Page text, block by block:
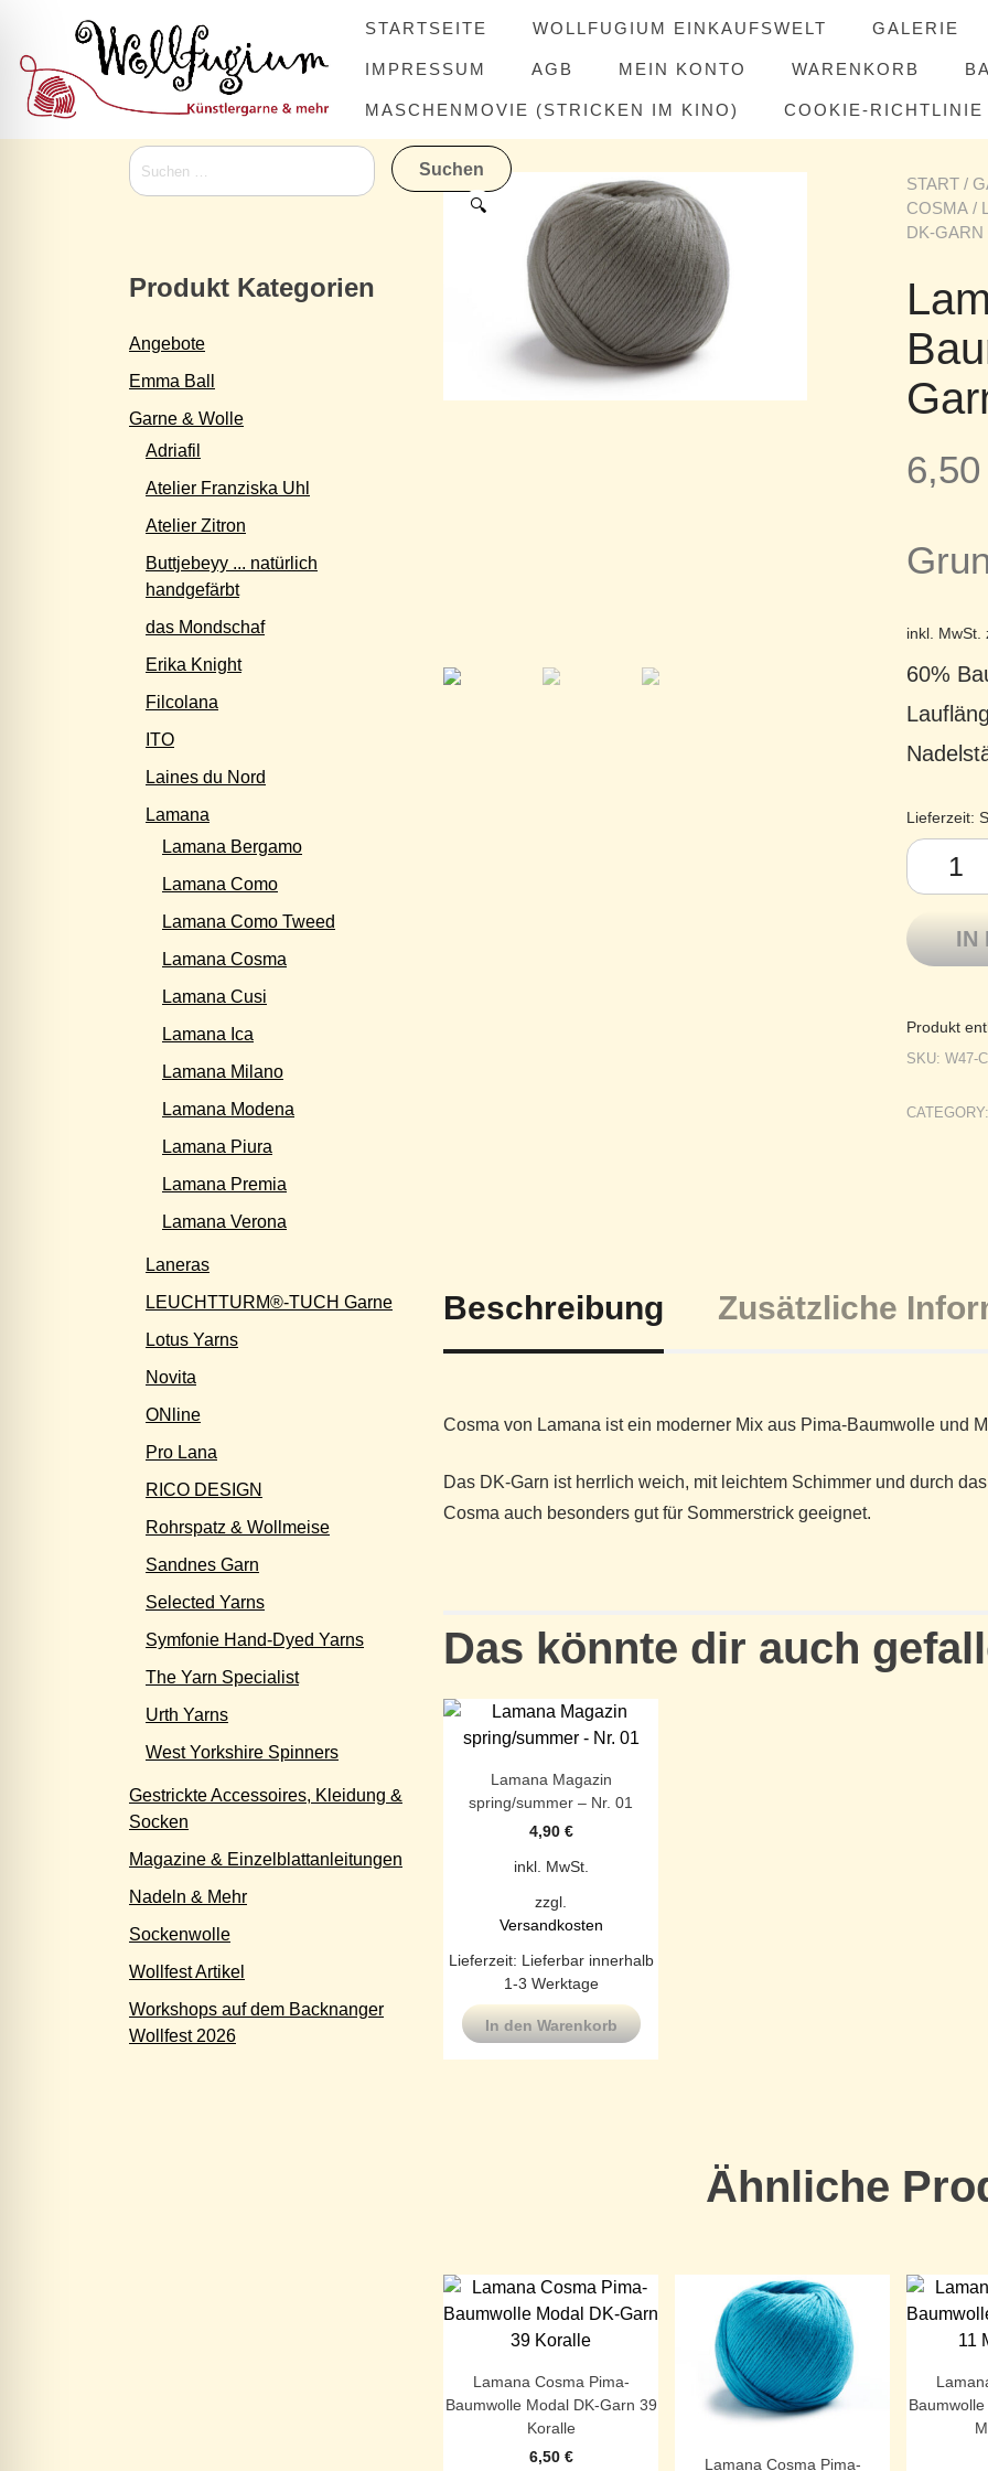
content
STARTSEITE WOLLFUGIUM EINKAUFSWELT GALERIE
IMPRESSUM AGB MEIN KONTO WARENKORB
MASCHENMOVIE (STRICKEN IM KINO) COOKIE-RICHTLINIE
🔍
START /
COSMA /
DK-GARN
6,50
inkl. MwSt.
60%
Lieferzeit:
Lamana
IN
Produkt
SKU: W47-
CATEGORY:
Beschreibung Zusätzliche
Cosma von Lamana ist ein moderner Mix aus Pima-Baumwolle und
Das DK-Garn ist herrlich weich, mit leichtem Schimmer und durch
Cosma auch besonders gut für Sommerstrick geeignet.
Das könnte dir auch
Lamana Magazin
spring/summer – Nr. 01
4,90 €
inkl. MwSt.
zzgl.
Versandkosten
Lieferzeit: Lieferbar innerhalb
1-3 Werktage
In den Warenkorb
Ähnliche
Lamana Cosma Pima-
Baumwolle Modal DK-Garn 39
Koralle
6,50 €
Lamana Cosma Pima-
Suchen
nach:
Produkt Kategorien
Angebote
Emma Ball
Garne & Wolle
Adriafil
Atelier Franziska Uhl
Atelier Zitron
Buttjebeyy ... natürlich
handgefärbt
das Mondschaf
Erika Knight
Filcolana
ITO
Laines du Nord
Lamana
Lamana Bergamo
Lamana Como
Lamana Como Tweed
Lamana Cosma
Lamana Cusi
Lamana Ica
Lamana Milano
Lamana Modena
Lamana Piura
Lamana Premia
Lamana Verona
Laneras
LEUCHTTURM®-TUCH Garne
Lotus Yarns
Novita
ONline
Pro Lana
RICO DESIGN
Rohrspatz & Wollmeise
Sandnes Garn
Selected Yarns
Symfonie Hand-Dyed Yarns
The Yarn Specialist
Urth Yarns
West Yorkshire Spinners
Gestrickte Accessoires, Kleidung &
Socken
Magazine & Einzelblattanleitungen
Nadeln & Mehr
Sockenwolle
Wollfest Artikel
Workshops auf dem Backnanger
Wollfest 2026